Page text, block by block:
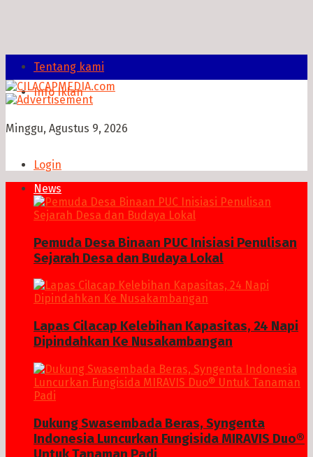
Tentang kami
Info Iklan
Minggu, Agustus 9, 2026
Login
News
Pemuda Desa Binaan PUC Inisiasi Penulisan
Sejarah Desa dan Budaya Lokal
Lapas Cilacap Kelebihan Kapasitas, 24 Napi
Dipindahkan Ke Nusakambangan
Dukung Swasembada Beras, Syngenta
Indonesia Luncurkan Fungisida MIRAVIS Duo®
Untuk Tanaman Padi